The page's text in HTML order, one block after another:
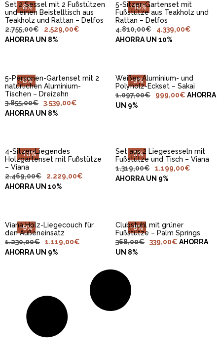
-8%
Set 2 Sessel mit 2 Fußstützen
und einen Beistelltisch aus
Teakholz und Rattan – Delfos
2.755,00€ 2.529,00€
AHORRA UN 8%
-10%
5-Sitzer-Gartenset mit
Fußstütze aus Teakholz und
Rattan – Delfos
4.810,00€ 4.339,00€
AHORRA UN 10%
-8%
IN DEN
WARENKORB
LEGEN
5-Personen-Gartenset mit 2
natürlichen Aluminium-
Tischen – Dreizehn
3.855,00€ 3.539,00€
AHORRA UN 8%
-9%
IN DEN
WARENKORB
LEGEN
Weißes Aluminium- und
Polyholz-Eckset – Sakai
1.097,00€ 999,00€ AHORRA
UN 9%
-10%
IN DEN
WARENKORB
LEGEN
4-Sitzer-Liegendes
Holzgartenset mit Fußstütze
– Viana
2.469,00€ 2.229,00€
AHORRA UN 10%
-9%
IN DEN
WARENKORB
Set aus 2 Liegesesseln mit
Fußstütze und Tisch – Viana
1.319,00€ 1.199,00€
AHORRA UN 9%
-9%
IN DEN
WARENKORB
LEGEN
Viana Holz-Liegecouch für
den Außeneinsatz
1.230,00€ 1.119,00€
AHORRA UN 9%
-8%
IN DEN
WARENKORB
LEGEN
Clubstuhl mit grüner
Fußstütze – Palm Springs
368,00€ 339,00€ AHORRA
UN 8%